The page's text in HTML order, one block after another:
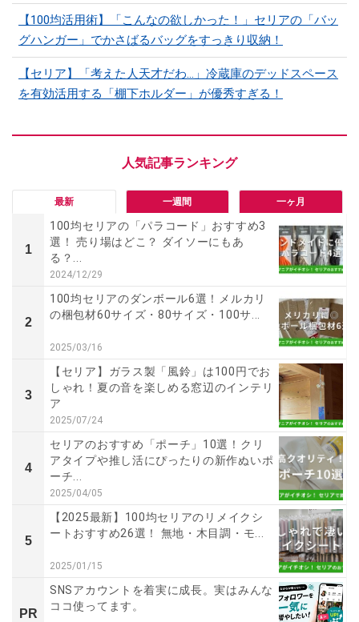
【100均活用術】「こんなの欲しかった！」セリアの「バッ
グハンガー」でかさばるバッグをすっきり収納！
【セリア】「考えた人天才だわ…」冷蔵庫のデッドスペース
を有効活用する「棚下ホルダー」が優秀すぎる！
最新 一週間 一ヶ月
1
100均セリアの「パラコード」おすすめ3
選！ 売り場はどこ？ ダイソーにもあ
る？...
2024/12/29
2
100均セリアのダンボール6選！メルカリ
の梱包材60サイズ・80サイズ・100サ...
2025/03/16
3
【セリア】ガラス製「風鈴」は100円でお
しゃれ！夏の音を楽しめる窓辺のインテリ
ア
2025/07/24
4
セリアのおすすめ「ポーチ」10選！クリ
アタイプや推し活にぴったりの新作ぬいポ
ーチ...
2025/04/05
5
【2025最新】100均セリアのリメイクシ
ートおすすめ26選！ 無地・木目調・モ...
2025/01/15
PR
SNSアカウントを着実に成長。実はみんな
ココ使ってます。